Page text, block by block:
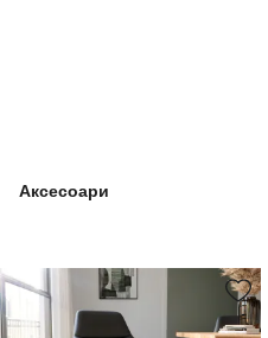
Аксесоари